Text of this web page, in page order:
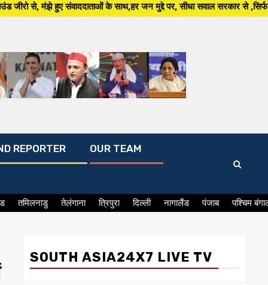
के साथ,हर जन मुद्दे पर, सीधा सवाल सरकार से ,सिर्फ South
REPORTER OUR TEAM
तमिलनाडु तेलंगाना त्रिपुरा दिल्ली नागालैंड पंजाब पश्चिम
SOUTH ASIA24X7 LIVE TV